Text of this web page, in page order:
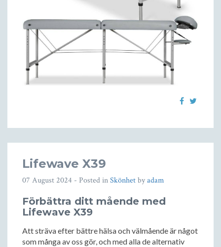
Lifewave X39
07 August 2024 - Posted inSkönhetbyadam
Förbättra ditt mående med
Lifewave X39
Att sträva efter bättre hälsa och välmående är något
som många av oss gör, och med alla de alternativ